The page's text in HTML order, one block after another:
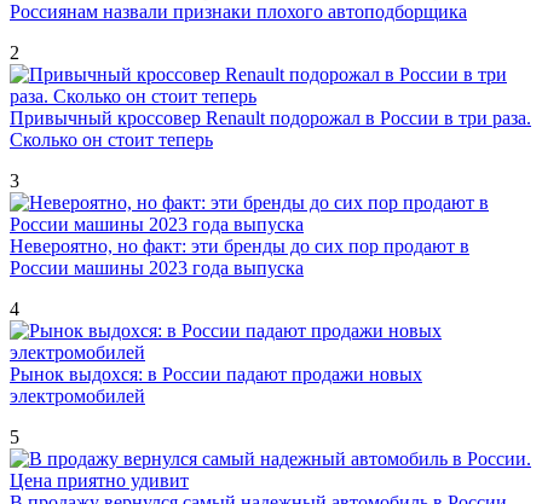
Россиянам назвали признаки плохого автоподборщика
2
Привычный кроссовер Renault подорожал в России в три раза.
Сколько он стоит теперь
3
Невероятно, но факт: эти бренды до сих пор продают в
России машины 2023 года выпуска
4
Рынок выдохся: в России падают продажи новых
электромобилей
5